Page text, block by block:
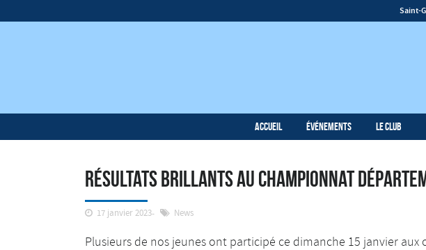
Saint-
Accueil Événements Le Club
Résultats brillants au championnat
17 janvier 2023 News
Plusieurs de nos jeunes ont participé ce dimanche 15 janvier